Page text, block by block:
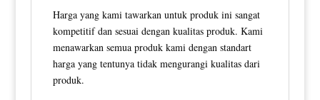
Harga yang kami tawarkan untuk produk ini sangat
kompetitif dan sesuai dengan kualitas produk. Kami
menawarkan semua produk kami dengan standart
harga yang tentunya tidak mengurangi kualitas dari
produk.